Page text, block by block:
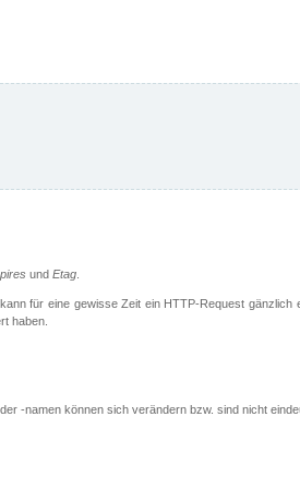
und Etag.
für eine gewisse Zeit ein HTTP-Request
haben.
-namen können sich verändern bzw. sind nicht